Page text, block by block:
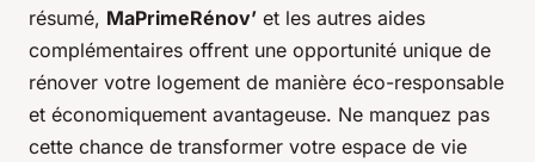
résumé, MaPrimeRénov’ et les autres aides
complémentaires offrent une opportunité unique de
rénover votre logement de manière éco-responsable
et économiquement avantageuse. Ne manquez pas
cette chance de transformer votre espace de vie